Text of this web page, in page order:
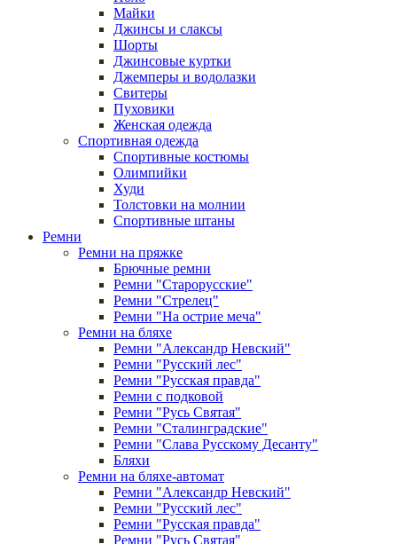
Майки
Джинсы и слаксы
Шорты
Джинсовые куртки
Джемперы и водолазки
Свитеры
Пуховики
Женская одежда
Спортивная одежда
Спортивные костюмы
Олимпийки
Худи
Толстовки на молнии
Спортивные штаны
Ремни
Ремни на пряжке
Брючные ремни
Ремни "Старорусские"
Ремни "Стрелец"
Ремни "На острие меча"
Ремни на бляхе
Ремни "Александр Невский"
Ремни "Русский лес"
Ремни "Русская правда"
Ремни с подковой
Ремни "Русь Святая"
Ремни "Сталинградские"
Ремни "Слава Русскому Десанту"
Бляхи
Ремни на бляхе-автомат
Ремни "Александр Невский"
Ремни "Русский лес"
Ремни "Русская правда"
Ремни "Русь Святая"